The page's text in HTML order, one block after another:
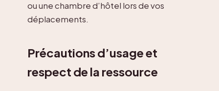
ou une chambre d’hôtel lors de vos
déplacements.
Précautions d’usage et
respect de la ressource